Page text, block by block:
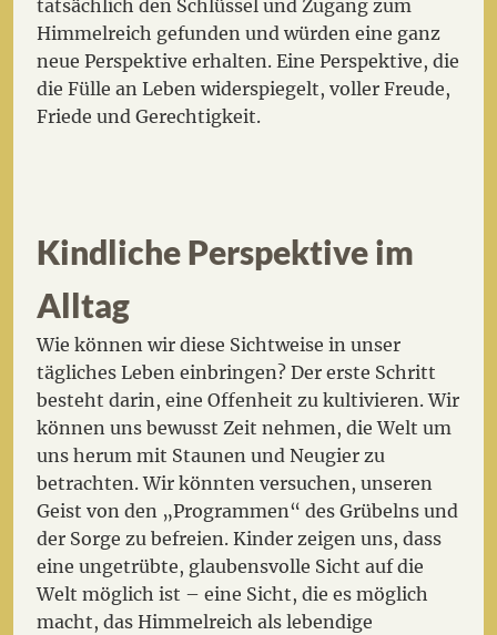
tatsächlich den Schlüssel und Zugang zum
Himmelreich gefunden und würden eine ganz
neue Perspektive erhalten. Eine Perspektive, die
die Fülle an Leben widerspiegelt, voller Freude,
Friede und Gerechtigkeit.
Kindliche Perspektive im
Alltag
Wie können wir diese Sichtweise in unser
tägliches Leben einbringen? Der erste Schritt
besteht darin, eine Offenheit zu kultivieren. Wir
können uns bewusst Zeit nehmen, die Welt um
uns herum mit Staunen und Neugier zu
betrachten. Wir könnten versuchen, unseren
Geist von den „Programmen“ des Grübelns und
der Sorge zu befreien. Kinder zeigen uns, dass
eine ungetrübte, glaubensvolle Sicht auf die
Welt möglich ist – eine Sicht, die es möglich
macht, das Himmelreich als lebendige